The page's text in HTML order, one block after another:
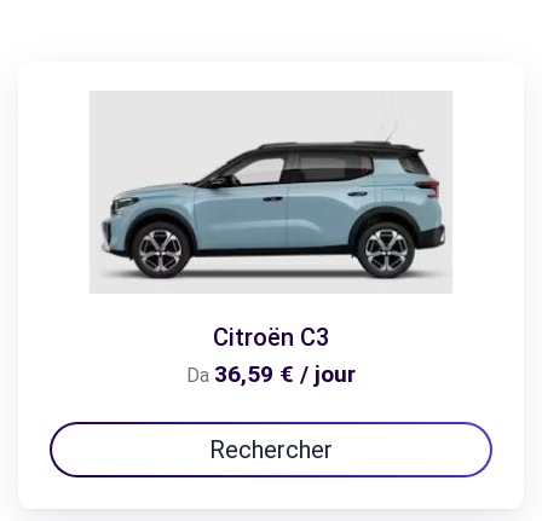
Citroën C3
Da 36,59 € / jour
Rechercher